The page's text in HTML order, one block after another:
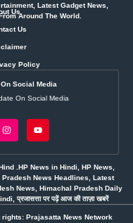
Latest Gadget News,
Around The World.
Us
Us
Policy
Social Media
On Social Media
.HP News in Hindi, HP News,
News Headlines, Latest
News, Himachal Pradesh Daily
प्रजासत्ता पर पढ़ें आज की ताज़ा खबरें
Prajasatta News Network